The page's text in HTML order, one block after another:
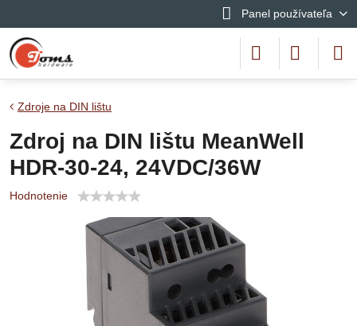
Panel používateľa
Zdroje na DIN lištu
Zdroj na DIN lištu MeanWell
HDR-30-24, 24VDC/36W
Hodnotenie